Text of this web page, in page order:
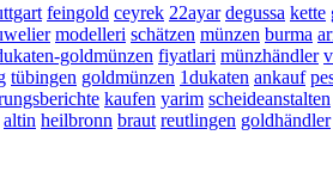
feingold ceyrek 22ayar degussa kette
modelleri schätzen münzen burma
goldmünzen fiyatlari münzhändler
tübingen goldmünzen 1dukaten ankauf
kaufen yarim scheideanstalten
altin heilbronn braut reutlingen goldhändler